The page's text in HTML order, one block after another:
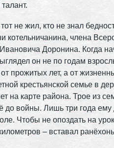
не жил, кто не знал
котельничанина, члена
Доронина. Когда
он не по годам
прожитых лет, а от
крестьянской семье в
на карте района. Трое из
до войны. Лишь три года ему
Чтобы не опоздать на
– вставал